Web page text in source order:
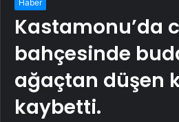
Haber
Kastamonu’da
bahçesinde
ağaçtan düşen
kaybetti.